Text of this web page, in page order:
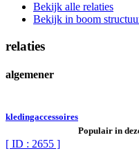
Bekijk alle relaties
Bekijk in boom
relaties
algemener
kledingaccessoires
[ ID : 2655 ]
Populair in